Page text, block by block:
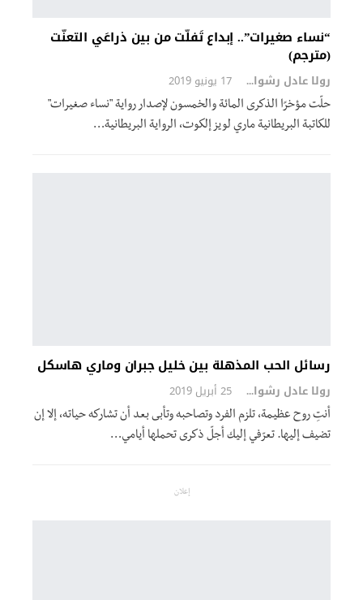
“نساء صغيرات”.. إبداع تَفلّت من بين ذراعَي التعنّت
(مترجم)
رولا عادل رشوان 17 يونيو 2019
حلّت مؤخرًا الذكرى المائة والخمسون لإصدار رواية "نساء صغيرات"
للكاتبة البريطانية ماري لويز إلكوت، الرواية البريطانية…
رسائل الحب المذهلة بين خليل جبران وماري هاسكل
رولا عادل رشوان 25 أبريل 2019
أنتِ روح عظيمة، تلزم الفرد وتصاحبه وتأبى بعد أن تشاركه حياته، إلا إن
تضيف إليها. تعرّفي إليك أجلّ ذكرى تحملها أيامي…
إعلان